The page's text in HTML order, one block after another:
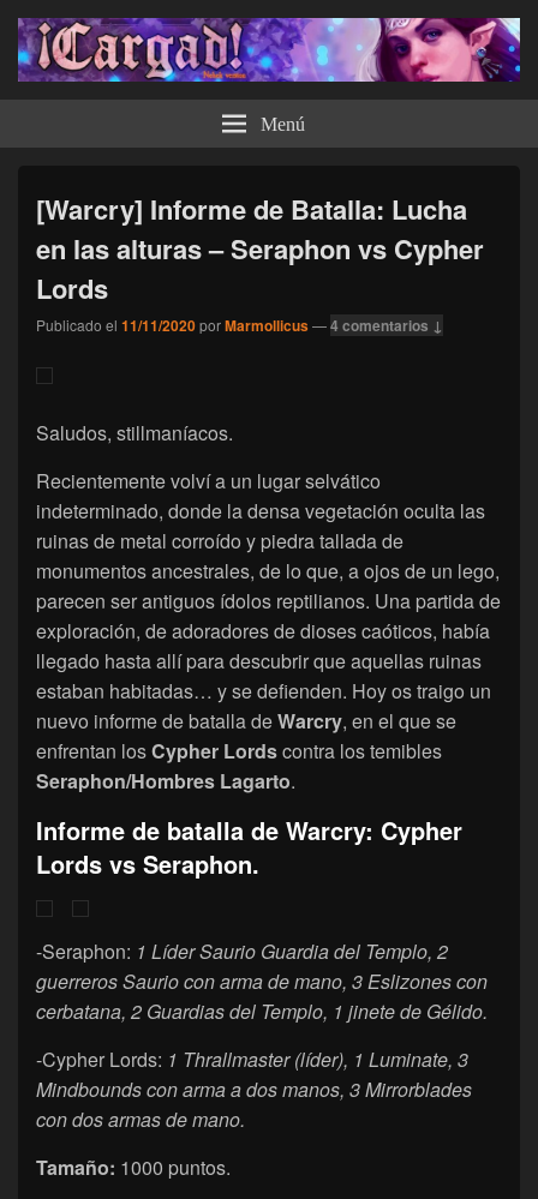
¡Cargad! Menú
[Warcry] Informe de Batalla: Lucha
en las alturas – Seraphon vs Cypher
Lords
Publicado el 11/11/2020porMarmollicus—4 comentarios ↓
Saludos, stillmaníacos.
Recientemente volví a un lugar selvático
indeterminado, donde la densa vegetación oculta las
ruinas de metal corroído y piedra tallada de
monumentos ancestrales, de lo que, a ojos de un lego,
parecen ser antiguos ídolos reptilianos. Una partida de
exploración, de adoradores de dioses caóticos, había
llegado hasta allí para descubrir que aquellas ruinas
estaban habitadas… y se defienden. Hoy os traigo un
nuevo informe de batalla deWarcry, en el que se
enfrentan losCypher Lordscontra los temibles
Seraphon/Hombres Lagarto.
Informe de batalla de Warcry: Cypher
Lords vs Seraphon.
-Seraphon: 1 Líder Saurio Guardia del Templo, 2
guerrerosSaurio con arma de mano, 3 Eslizones con
cerbatana, 2 Guardias del Templo, 1 jinete de Gélido.
-Cypher Lords: 1 Thrallmaster (líder), 1 Luminate, 3
Mindbounds con arma a dos manos, 3 Mirrorblades
con dos armas de mano.
Tamaño: 1000 puntos.